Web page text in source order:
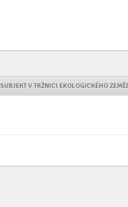
SUBJEKT V TRŽNICI EKOLOGICKÉHO